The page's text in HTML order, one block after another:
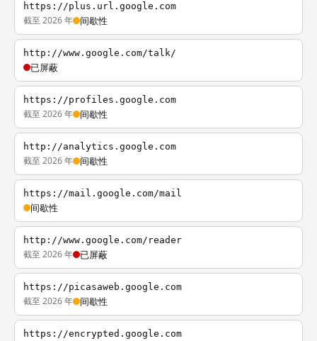
https://plus.url.google.com
截至 2026 年 间歇性
http://www.google.com/talk/
已屏蔽
https://profiles.google.com
截至 2026 年 间歇性
http://analytics.google.com
截至 2026 年 间歇性
https://mail.google.com/mail
间歇性
http://www.google.com/reader
截至 2026 年 已屏蔽
https://picasaweb.google.com
截至 2026 年 间歇性
https://encrypted.google.com